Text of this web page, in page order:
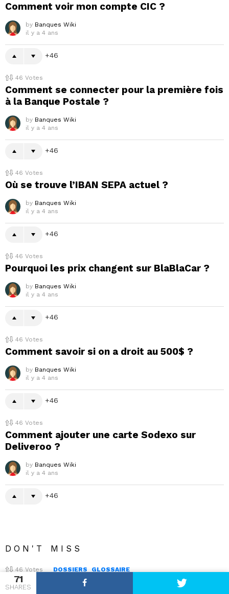
71
SHARES
Comment voir mon compte CIC ?
by Banques Wiki
il y a 4 ans
46
46 Votes
Comment se connecter pour la première fois
à la Banque Postale ?
by Banques Wiki
il y a 4 ans
46
46 Votes
Où se trouve l’IBAN SEPA actuel ?
by Banques Wiki
il y a 4 ans
46
46 Votes
Pourquoi les prix changent sur BlaBlaCar ?
by Banques Wiki
il y a 4 ans
46
46 Votes
Comment savoir si on a droit au 500$ ?
by Banques Wiki
il y a 4 ans
46
46 Votes
Comment ajouter une carte Sodexo sur
Deliveroo ?
by Banques Wiki
il y a 4 ans
46
DON'T MISS
46 Votes DOSSIERS GLOSSAIRE
Où envoyer lettre resiliation BPCE assurance